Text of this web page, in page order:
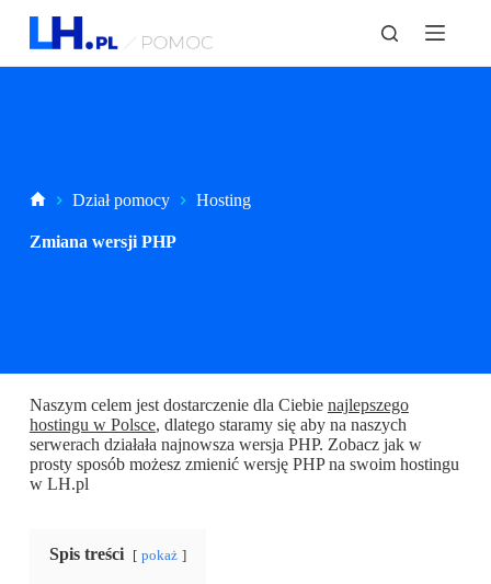
P
StronaDział pomocy Hosting
Zmiana wersji PHP
Naszym celem jest dostarczenie dla Ciebie najlepszego
hostingu w Polsce, dlatego staramy się aby na naszych
serwerach działała najnowsza wersja PHP. Zobacz jak w
prosty sposób możesz zmienić wersję PHP na swoim hostingu
w LH.pl
Spis treści pokaż